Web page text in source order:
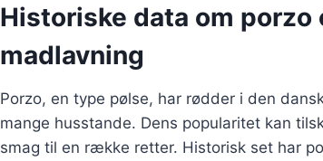
Historiske data om porzo
madlavning
Porzo, en type pølse, har rødder i den
mange husstande. Dens popularitet kan
smag til en række retter. Historisk set har